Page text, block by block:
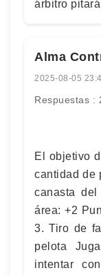
árbitro
Alma
2025-08-05
Respuestas :
El objetivo
cantidad de
canasta
área: +2
3. Tiro de
pelota
intentar